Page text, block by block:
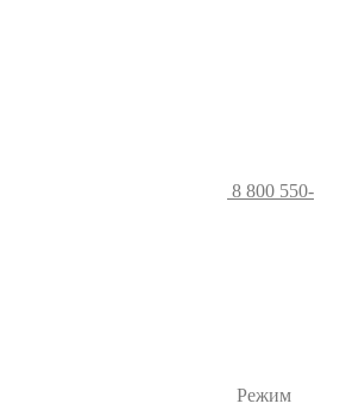
8 800 550-
Режим